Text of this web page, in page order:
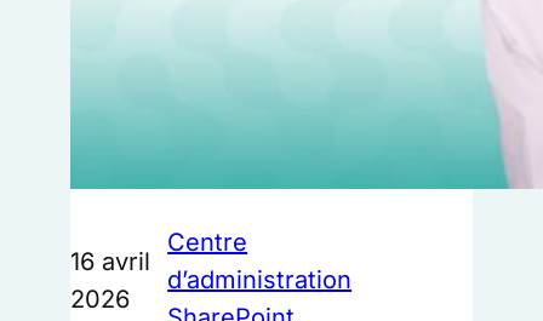
16 avril
2026
Centre
d’administration